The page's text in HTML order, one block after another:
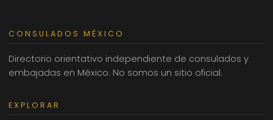
CONSULADOS MÉXICO
Directorio orientativo independiente de consulados y
embajadas en México. No somos un sitio oficial.
EXPLORAR